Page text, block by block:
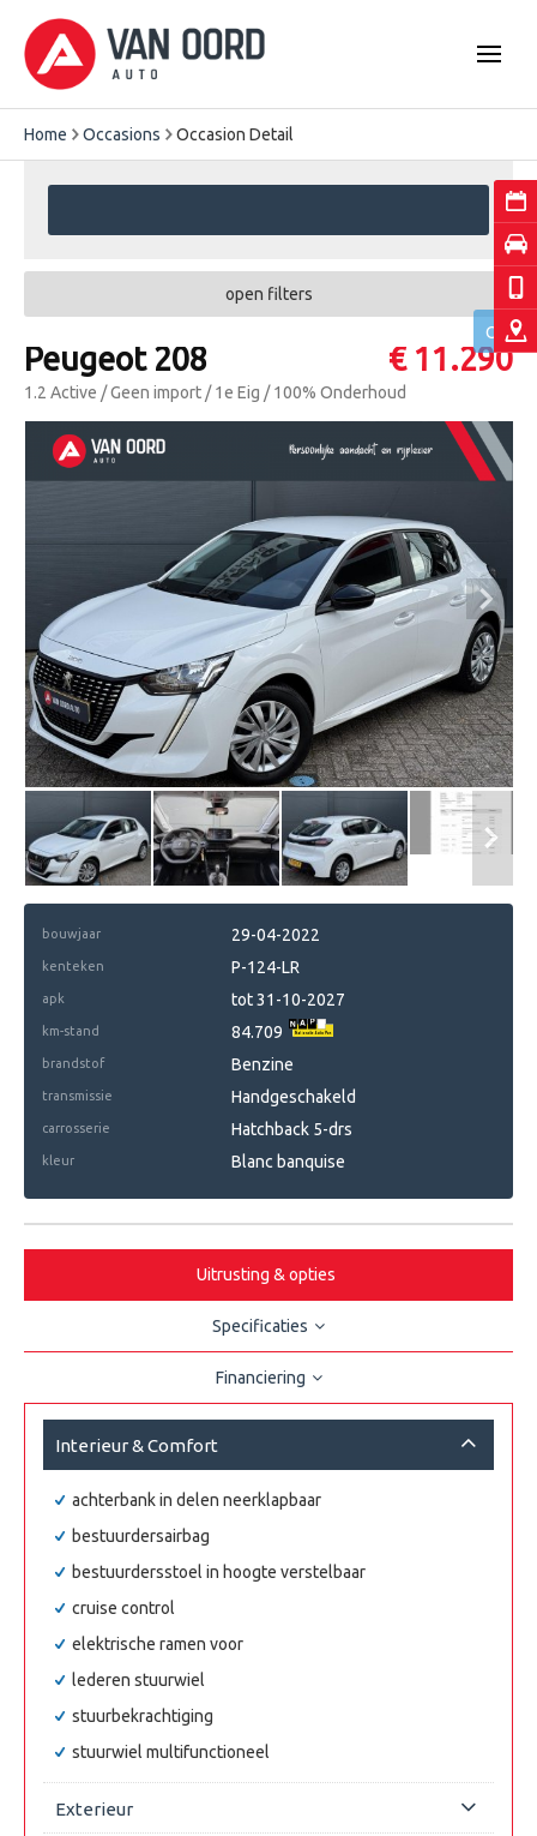
Home Occasions Occasion Detail
open filters
Peugeot 208 € 11.290
1.2 Active / Geen import / 1e Eig / 100% Onderhoud
bouwjaar 29-04-2022
kenteken P-124-LR
apk tot 31-10-2027
km-stand 84.709
brandstof Benzine
transmissie Handgeschakeld
carrosserie Hatchback 5-drs
kleur Blanc banquise
Uitrusting & opties
Specificaties
Financiering
Interieur & Comfort
achterbank in delen neerklapbaar
bestuurdersairbag
bestuurdersstoel in hoogte verstelbaar
cruise control
elektrische ramen voor
lederen stuurwiel
stuurbekrachtiging
stuurwiel multifunctioneel
Exterieur